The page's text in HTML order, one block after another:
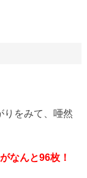
りをみて、唖然
なんと96枚！